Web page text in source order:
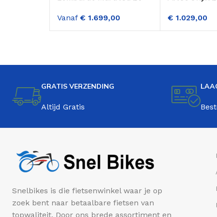
Versnellingen
Middenmotor Ivoorwit
Vanaf € 1.699,00
Zwart
€ 1.029,00
GRATIS VERZENDING
Altijd Gratis
Snelbikes is die fietsenwinkel waar je op
zoek bent naar betaalbare fietsen van
topwaliteit. Door ons brede assortiment en